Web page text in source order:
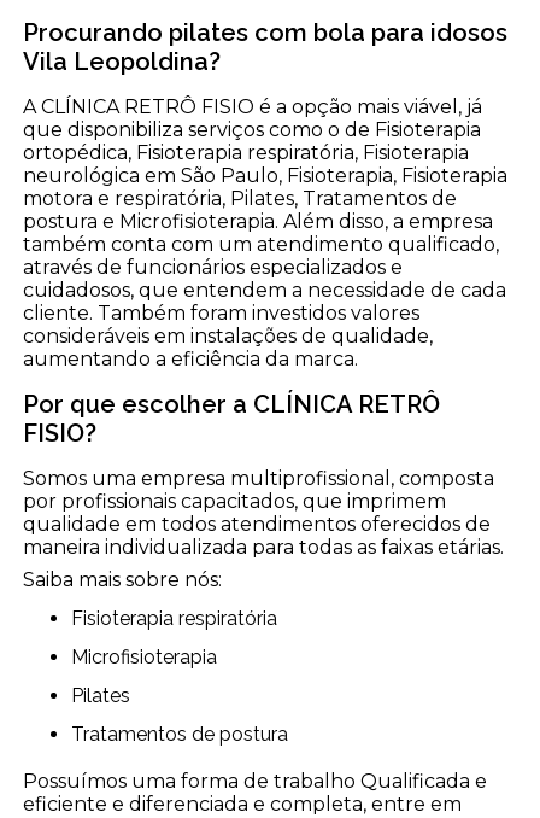
Procurando pilates com bola para idosos
Vila Leopoldina?
A CLÍNICA RETRÔ FISIO é a opção mais viável, já
que disponibiliza serviços como o de Fisioterapia
ortopédica, Fisioterapia respiratória, Fisioterapia
neurológica em São Paulo, Fisioterapia, Fisioterapia
motora e respiratória, Pilates, Tratamentos de
postura e Microfisioterapia. Além disso, a empresa
também conta com um atendimento qualificado,
através de funcionários especializados e
cuidadosos, que entendem a necessidade de cada
cliente. Também foram investidos valores
consideráveis em instalações de qualidade,
aumentando a eficiência da marca.
Por que escolher a CLÍNICA RETRÔ
FISIO?
Somos uma empresa multiprofissional, composta
por profissionais capacitados, que imprimem
qualidade em todos atendimentos oferecidos de
maneira individualizada para todas as faixas etárias.
Saiba mais sobre nós:
Fisioterapia respiratória
Microfisioterapia
Pilates
Tratamentos de postura
Possuímos uma forma de trabalho Qualificada e
eficiente e diferenciada e completa, entre em